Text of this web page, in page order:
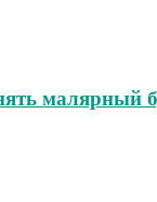
малярный